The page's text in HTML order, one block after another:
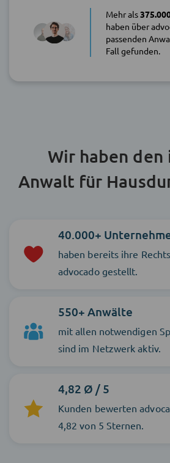
Mehr als
haben über
passenden
Fall gefunden.
Wir haben den
Anwalt für
40.000+
haben bereits ihre
advocado gestellt.
550+ Anwälte
mit allen notwendigen
sind im Netzwerk aktiv.
4,82 Ø / 5
Kunden bewerten
4,82 von 5 Sternen.